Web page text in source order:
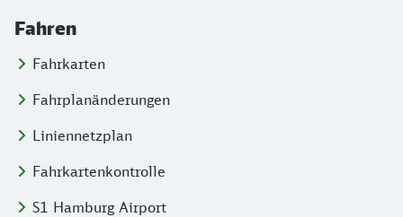
Fahren
Fahrkarten
Fahrplanänderungen
Liniennetzplan
Fahrkartenkontrolle
S1 Hamburg Airport